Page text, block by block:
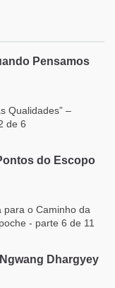
Pensamos
Qualidades” –
de 6
do Escopo
para o Caminho da
- parte 6 de 11
Dhargyey